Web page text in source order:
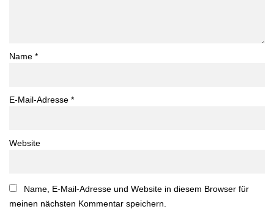
Name *
E-Mail-Adresse *
Website
Name, E-Mail-Adresse und Website in diesem Browser für
meinen nächsten Kommentar speichern.